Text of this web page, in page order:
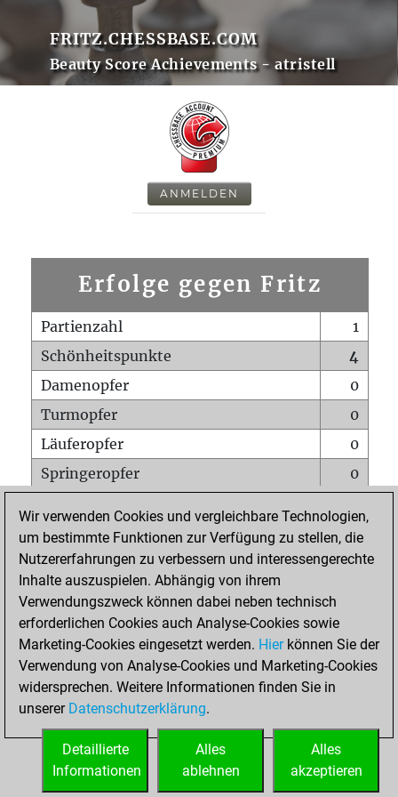
FRITZ.CHESSBASE.COM
Beauty Score Achievements - atristell
ANMELDEN
Erfolge gegen Fritz
Partienzahl
1
Schönheitspunkte
4
Damenopfer
0
Turmopfer
0
Läuferopfer
0
Springeropfer
0
Matt auf vollem Brett
0
Bauer setzt Matt
0
Erstickte Matts
Unterverwandlungen
Türme auf der siebten
0
STARTSEITE
Wir verwenden Cookies und vergleichbare Technologien,
um bestimmte Funktionen zur Verfügung zu stellen, die
Nutzererfahrungen zu verbessern und interessengerechte
Inhalte auszuspielen. Abhängig von ihrem
Verwendungszweck können dabei neben technisch
erforderlichen Cookies auch Analyse-Cookies sowie
Marketing-Cookies eingesetzt werden. Hierkönnen Sie der
Verwendung von Analyse-Cookies und Marketing-Cookies
widersprechen. Weitere Informationen finden Sie in
unserer Datenschutzerklärung.
Alles
akzeptieren
Alles
ablehnen
Detaillierte
Informationen